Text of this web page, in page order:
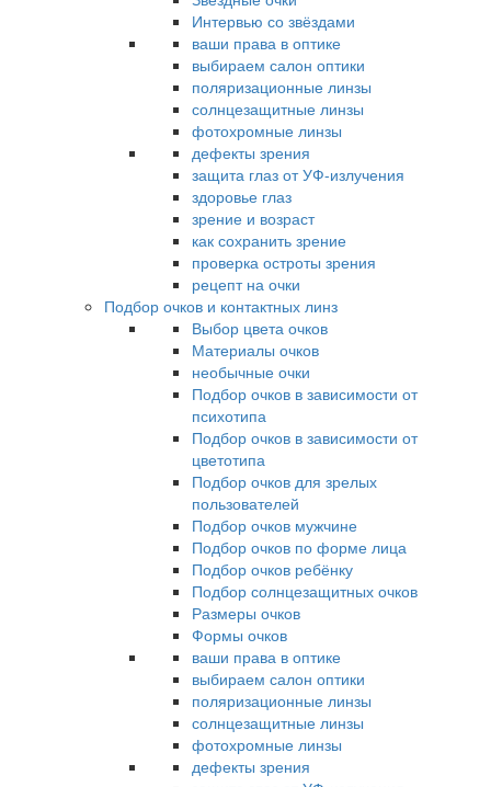
Интервью со звёздами
ваши права в оптике
выбираем салон оптики
поляризационные линзы
солнцезащитные линзы
фотохромные линзы
дефекты зрения
защита глаз от УФ-излучения
здоровье глаз
зрение и возраст
как сохранить зрение
проверка остроты зрения
рецепт на очки
Подбор очков и контактных линз
Выбор цвета очков
Материалы очков
необычные очки
Подбор очков в зависимости от
психотипа
Подбор очков в зависимости от
цветотипа
Подбор очков для зрелых
пользователей
Подбор очков мужчине
Подбор очков по форме лица
Подбор очков ребёнку
Подбор солнцезащитных очков
Размеры очков
Формы очков
ваши права в оптике
выбираем салон оптики
поляризационные линзы
солнцезащитные линзы
фотохромные линзы
дефекты зрения